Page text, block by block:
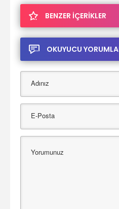
BENZER İÇERİKLER
OKUYUCU